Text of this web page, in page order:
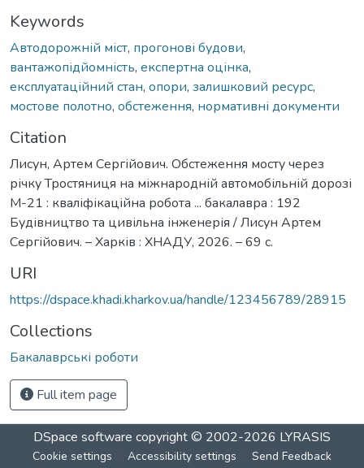
Keywords
Автодорожній міст, прогонові будови,
вантажопідйомність, експертна оцінка,
експлуатаційний стан, опори, залишковий ресурс,
мостове полотно, обстеження, нормативні документи
Citation
Лисун, Артем Сергійович. Обстеження мосту через
річку Тростяниця на міжнародній автомобільній дорозі
М-21 : кваліфікаційна робота ... бакалавра : 192
Будівництво та цивільна інженерія / Лисун Артем
Сергійович. – Харків : ХНАДУ, 2026. – 69 с.
URI
https://dspace.khadi.kharkov.ua/handle/123456789/28915
Collections
Бакалаврські роботи
Full item page
DSpace software copyright © 2002-2026 LYRASIS
Cookie settings Accessibility settings Send Feedback